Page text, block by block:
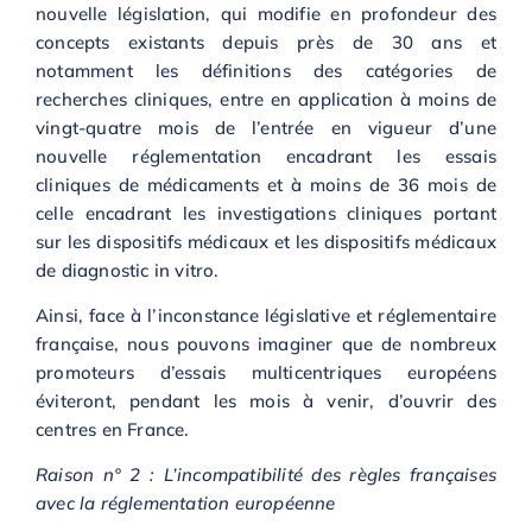
nouvelle législation, qui modifie en profondeur des
concepts existants depuis près de 30 ans et
notamment les définitions des catégories de
recherches cliniques, entre en application à moins de
vingt-quatre mois de l’entrée en vigueur d’une
nouvelle réglementation encadrant les essais
cliniques de médicaments et à moins de 36 mois de
celle encadrant les investigations cliniques portant
sur les dispositifs médicaux et les dispositifs médicaux
de diagnostic in vitro.
Ainsi, face à l’inconstance législative et réglementaire
française, nous pouvons imaginer que de nombreux
promoteurs d’essais multicentriques européens
éviteront, pendant les mois à venir, d’ouvrir des
centres en France.
Raison n° 2 : L’incompatibilité des règles françaises
avec la réglementation européenne